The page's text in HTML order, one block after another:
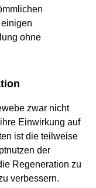
ohne
zwar nicht
Einwirkung auf
ist die teilweise
der
Regeneration zu
verbessern.